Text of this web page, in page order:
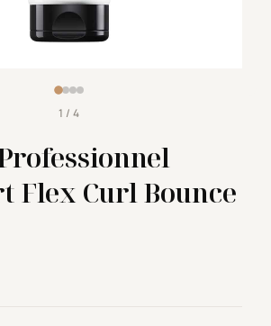
1 / 4
Flex Curl Bounce